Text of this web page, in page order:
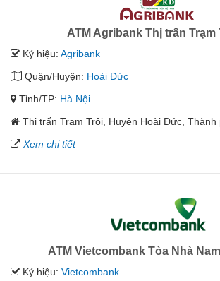
ATM Agribank Thị trấn Trạm
Ký hiệu: Agribank
Quận/Huyện: Hoài Đức
Tỉnh/TP: Hà Nội
Thị trấn Trạm Trôi, Huyện Hoài Đức, Thành
Xem chi tiết
ATM Vietcombank Tòa Nhà
Ký hiệu: Vietcombank